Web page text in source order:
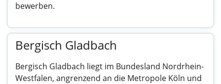
bewerben.
Bergisch Gladbach
Bergisch Gladbach liegt im Bundesland Nordrhein-
Westfalen, angrenzend an die Metropole Köln und